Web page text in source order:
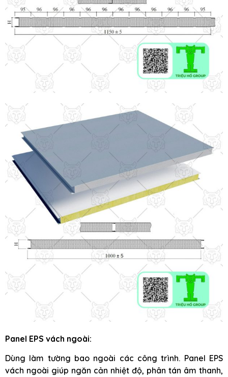
Panel EPS vách ngoài:
Dùng làm tường bao ngoài các công trình. Panel EPS
vách ngoài giúp ngăn cản nhiệt độ, phân tán âm thanh,